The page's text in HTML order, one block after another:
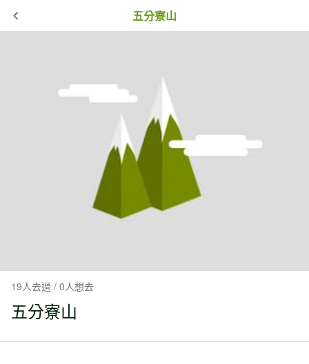
五分寮山
19人去過 / 0人想去
五分寮山